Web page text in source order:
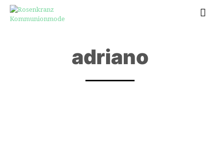
adriano